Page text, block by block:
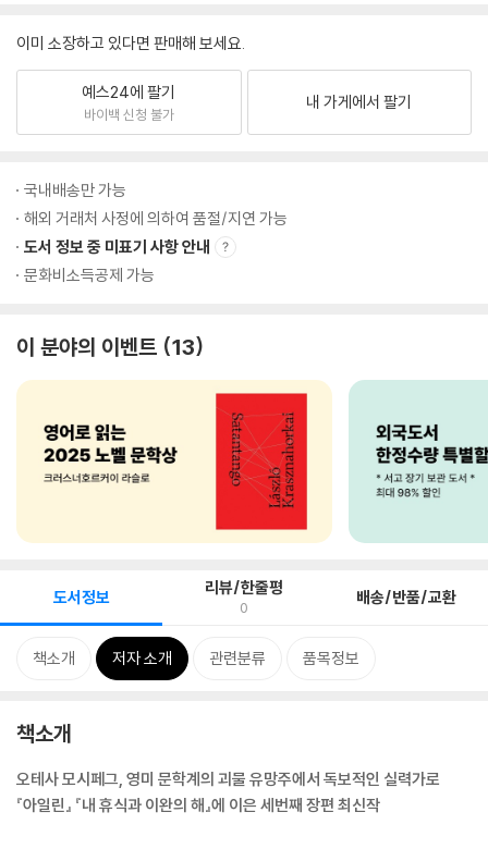
이미 소장하고 있다면 판매해 보세요.
예스24에 팔기
바이백 신청 불가
내 가게에서 팔기
국내배송만 가능
해외 거래처 사정에 의하여 품절/지연 가능
도서 정보 중 미표기 사항 안내
문화비소득공제 가능
이 분야의 이벤트 13
도서정보 리뷰/한줄평
0 배송/반품/교환
책소개 저자 소개 관련분류 품목정보
책소개
오테사 모시페그, 영미 문학계의 괴물 유망주에서 독보적인 실력가로
『아일린』 『내 휴식과 이완의 해』에 이은 세번째 장편 최신작